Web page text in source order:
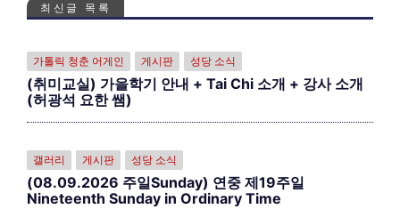
최신글 목록
가톨릭 청춘 어게인 게시판 성당 소식
(취미교실) 가을학기 안내 + Tai Chi 소개 + 강사 소개
(허광석 요한 쌤)
갤러리 게시판 성당 소식
(08.09.2026 주일Sunday) 연중 제19주일
Nineteenth Sunday in Ordinary Time